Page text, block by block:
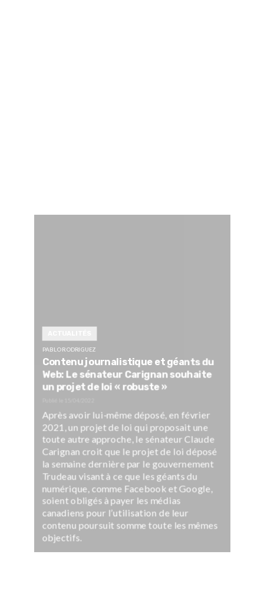
PABLO RODRIGUEZ
Contenu journalistique et géants du
Web: Le sénateur Carignan souhaite
un projet de loi « robuste »
Après avoir lui-même déposé, en février
2021, un projet de loi qui proposait une
toute autre approche, le sénateur Claude
Carignan croit que le projet de loi déposé
la semaine dernière par le gouvernement
Trudeau visant à ce que les géants du
numérique, comme Facebook et Google,
soient obligés à payer les médias
canadiens pour l’utilisation de leur
contenu poursuit somme toute les mêmes
objectifs.